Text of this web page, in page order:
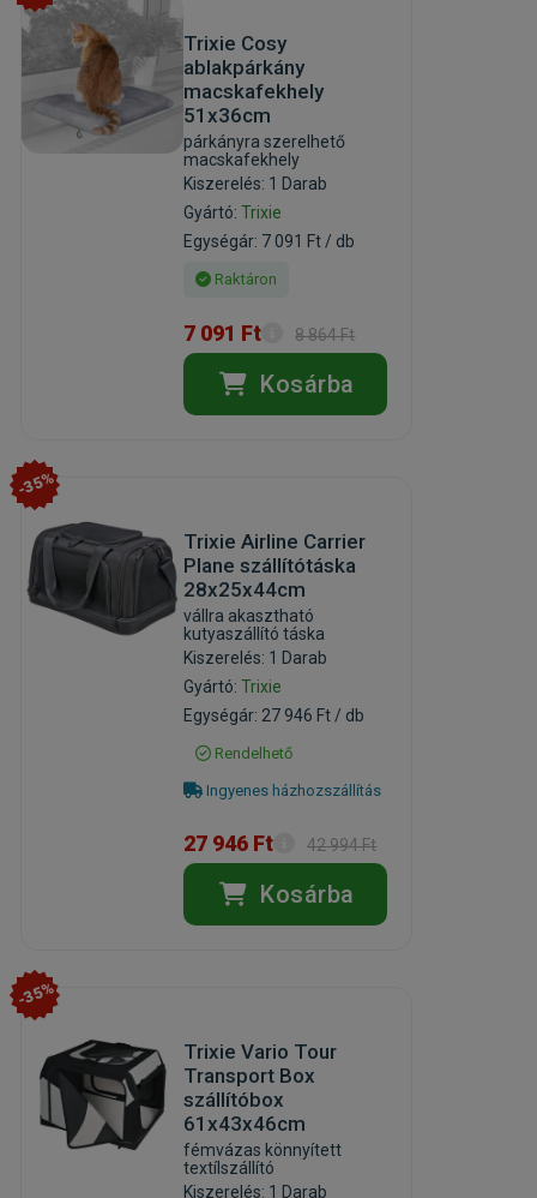
Trixie Cosy
ablakpárkány
macskafekhely
51x36cm
párkányra szerelhető
macskafekhely
Kiszerelés: 1 Darab
Gyártó:Trixie
Egységár: 7 091 Ft / db
Raktáron
7 091 Ft 8 864 Ft
Kosárba
-35%
Trixie Airline Carrier
Plane szállítótáska
28x25x44cm
vállra akasztható
kutyaszállító táska
Kiszerelés: 1 Darab
Gyártó:Trixie
Egységár: 27 946 Ft / db
Rendelhető
Ingyenes házhozszállítás
27 946 Ft 42 994 Ft
Kosárba
-35%
Trixie Vario Tour
Transport Box
szállítóbox
61x43x46cm
fémvázas könnyített
textílszállító
Kiszerelés: 1 Darab